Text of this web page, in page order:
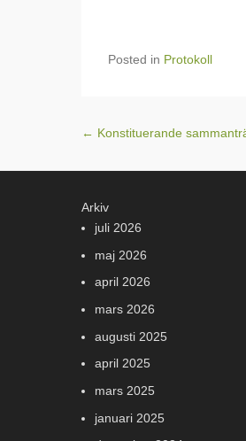
Posted in Protokoll
Post navigation
← Konstituerande
Arkiv
juli 2026
maj 2026
april 2026
mars 2026
augusti 2025
april 2025
mars 2025
januari 2025